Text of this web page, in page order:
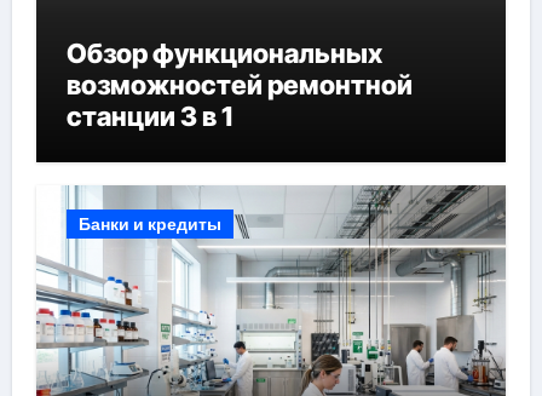
Обзор функциональных
возможностей ремонтной
станции 3 в 1
Банки и кредиты